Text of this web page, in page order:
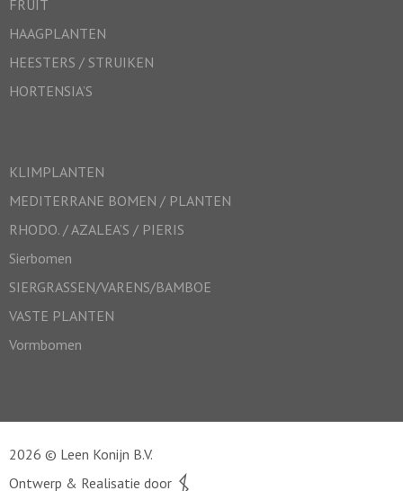
FRUIT
HAAGPLANTEN
HEESTERS / STRUIKEN
HORTENSIA’S
KLIMPLANTEN
MEDITERRANE BOMEN / PLANTEN
RHODO. / AZALEA’S / PIERIS
Sierbomen
SIERGRASSEN/VARENS/BAMBOE
VASTE PLANTEN
Vormbomen
2026 © Leen Konijn B.V.
Ontwerp & Realisatie door